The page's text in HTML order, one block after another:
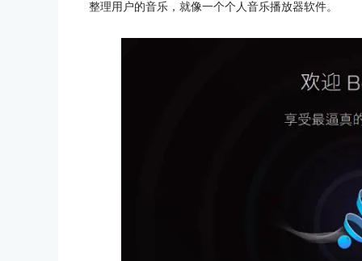
整理用户的音乐，就像一个个人音乐播放器软件。